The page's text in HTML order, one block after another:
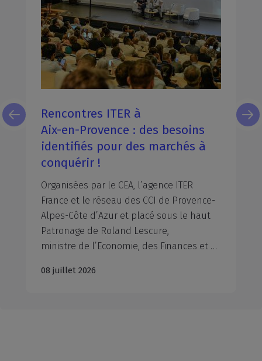
Les rendez-vous de la rentrée à
ne pas manquer
Tout au long de l’année, la CCI Aix-
Marseille-Provence organise de
nombreux événements et rencontres
autour de l’entrepreneuriat, la transition
29 juillet 2026